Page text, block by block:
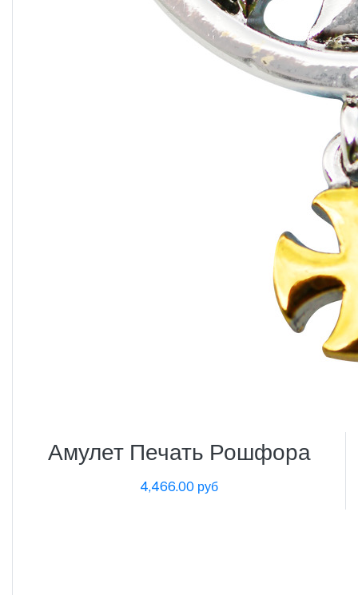
Амулет Печать Рошфора
4,466.00 руб